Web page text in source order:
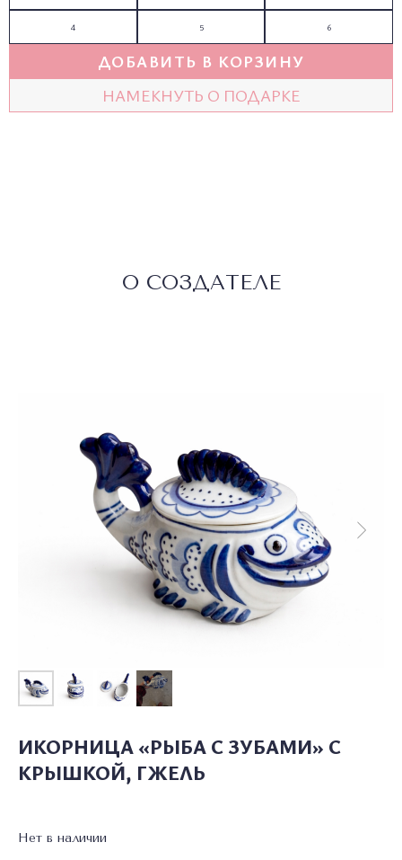
4 5 6
ДОБАВИТЬ В КОРЗИНУ
НАМЕКНУТЬ О ПОДАРКЕ
О СОЗДАТЕЛЕ
ИКОРНИЦА «РЫБА С ЗУБАМИ» С
КРЫШКОЙ, ГЖЕЛЬ
Нет в наличии